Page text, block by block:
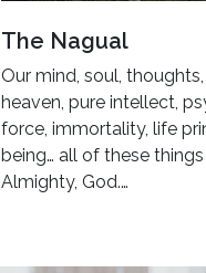
The Nagual
Our mind, soul,
heaven, pure intellect,
force, immortality, life
being… all of these
Almighty, God.…